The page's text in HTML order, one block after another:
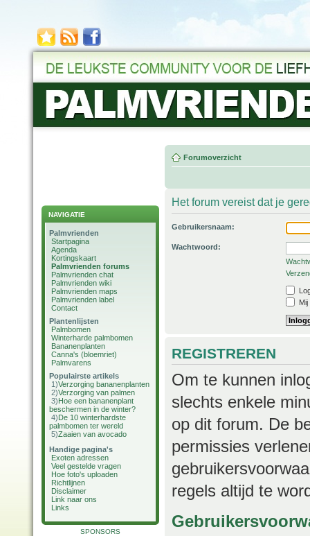
NAVIGATIE
Palmvrienden
Startpagina
Agenda
Kortingskaart
Palmvrienden forums
Palmvrienden chat
Palmvrienden wiki
Palmvrienden maps
Palmvrienden label
Contact
Plantenlijsten
Palmbomen
Winterharde palmbomen
Bananenplanten
Canna's (bloemriet)
Palmvarens
Populairste artikels
1)Verzorging bananenplanten
2)Verzorging van palmen
3)Hoe een bananenplant
beschermen in de winter?
4)De 10 winterhardste
palmbomen ter wereld
5)Zaaien van avocado
Handige pagina's
Exoten adressen
Veel gestelde vragen
Hoe foto's uploaden
Richtlijnen
Disclaimer
Link naar ons
Links
SPONSORS
Forumoverzicht
Het forum vereist dat je
Gebruikersnaam:
Wachtwoord:
REGISTREREN
Om te kunnen
slechts enkele
op dit forum. De
permissies
regels altijd te